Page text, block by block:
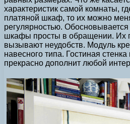
характеристик самой комнаты,
платяной шкаф, то их можно
регулярностью.
шкафы просты в обращении. Их
вызывают неудобств. Модуль
навесного типа. Гостиная
прекрасно дополнит любой